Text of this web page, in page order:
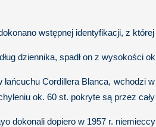
wstępnej identyfikacji, z
dziennika, spadł on z wysokości
Cordillera Blanca, wchodzi
ok. 60 st. pokryte są przez
dokonali dopiero w 1957 r.